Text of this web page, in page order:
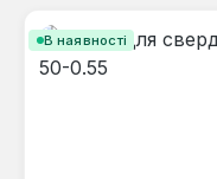
В наявності